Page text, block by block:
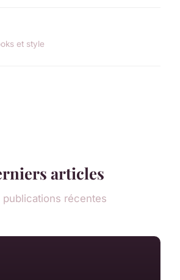
et style
articles
publications récentes